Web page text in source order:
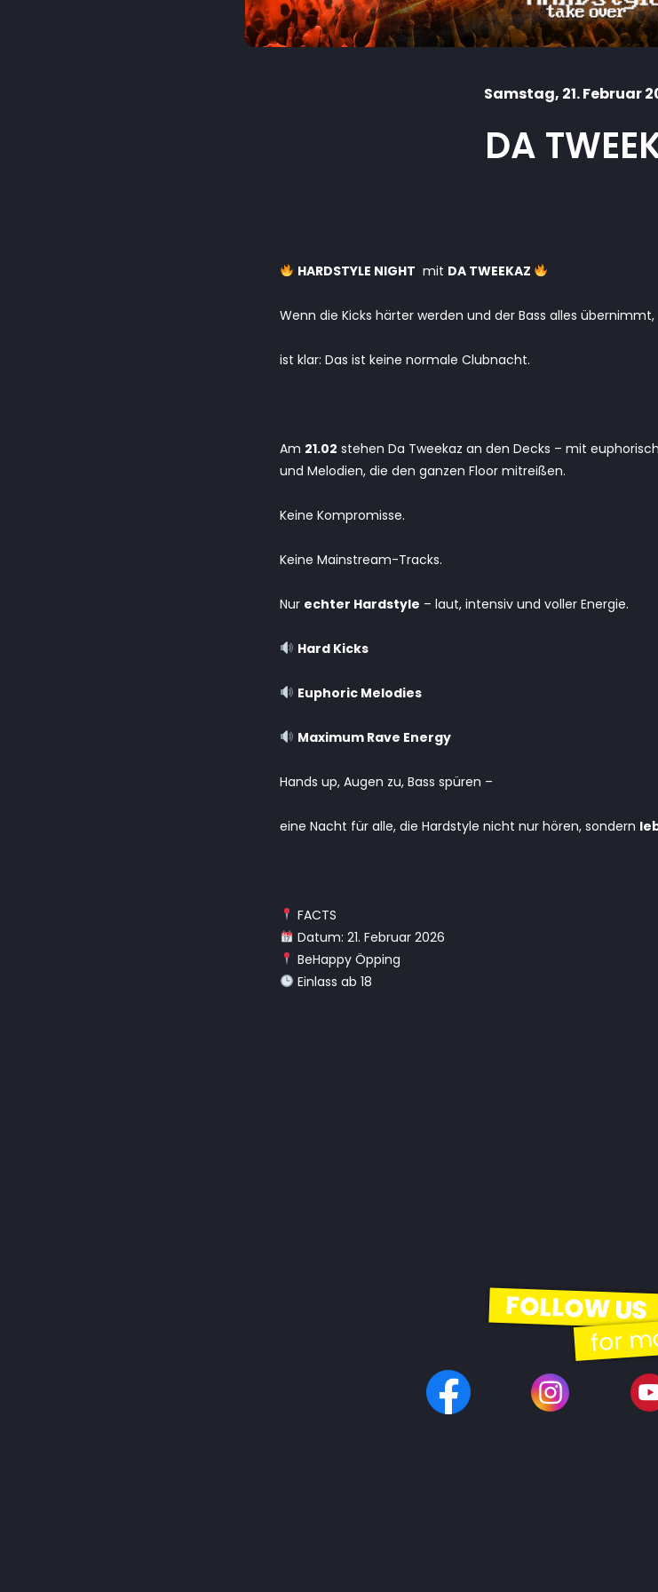
Samstag, 21. Februar
DA
HARDSTYLE NIGHT mit DA TWEEKAZ
Wenn die Kicks härter werden und der Bass alles übernimmt,
ist klar: Das ist keine normale Clubnacht.
Am 21.02 stehen Da Tweekaz an den Decks – mit
und Melodien, die den ganzen Floor mitreißen.
Keine Kompromisse.
Keine Mainstream-Tracks.
Nur echter Hardstyle – laut, intensiv und voller Energie.
Hard Kicks
Euphoric Melodies
Maximum Rave Energy
Hands up, Augen zu, Bass spüren –
eine Nacht für alle, die Hardstyle nicht nur hören, sondern
FACTS
Datum: 21. Februar 2026
BeHappy Öpping
Einlass ab 18
FOLLOW US
for